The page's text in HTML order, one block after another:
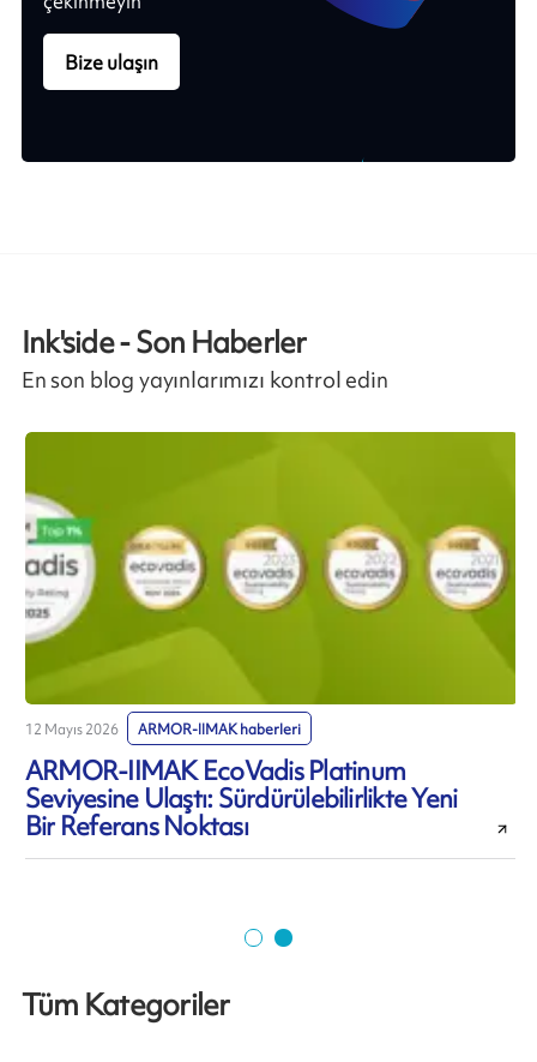
Bize ulaşın
Ink'side - Son Haberler
En son blog yayınlarımızı kontrol edin
12 Mayıs 2026 ARMOR-IIMAK haberleri
ARMOR-IIMAK EcoVadis Platinum
Seviyesine Ulaştı: Sürdürülebilirlikte Yeni
Bir Referans Noktası
Tüm Kategoriler